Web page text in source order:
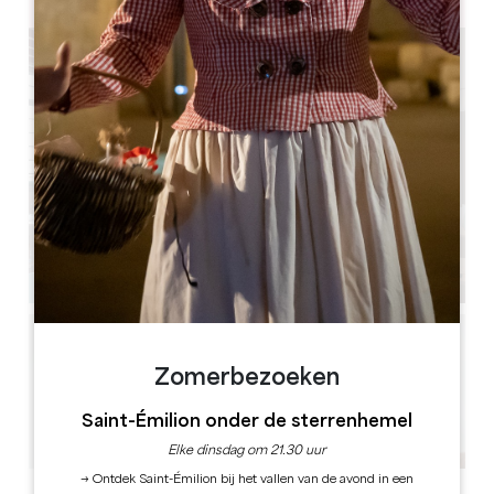
Zomerbezoeken
Saint-Émilion onder de sterrenhemel
Elke dinsdag om 21.30 uur
→ Ontdek Saint-Émilion bij het vallen van de avond in een